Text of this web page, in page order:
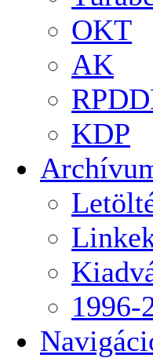
OKT
AK
KDP
1996-